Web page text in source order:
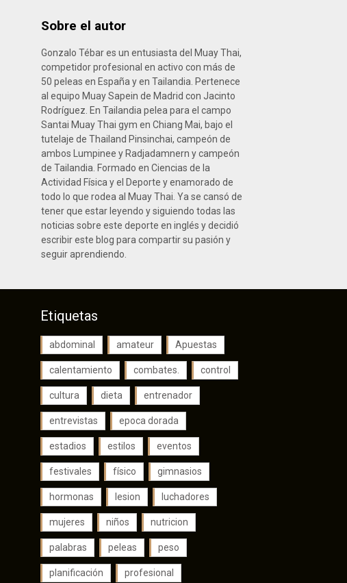
Sobre el autor
Gonzalo Tébar es un entusiasta del Muay Thai,
competidor profesional en activo con más de
50 peleas en España y en Tailandia. Pertenece
al equipo Muay Sapein de Madrid con Jacinto
Rodríguez. En Tailandia pelea para el campo
Santai Muay Thai gym en Chiang Mai, bajo el
tutelaje de Thailand Pinsinchai, campeón de
ambos Lumpinee y Radjadamnern y campeón
de Tailandia. Formado en Ciencias de la
Actividad Física y el Deporte y enamorado de
todo lo que rodea al Muay Thai. Ya se cansó de
tener que estar leyendo y siguiendo todas las
noticias sobre este deporte en inglés y decidió
escribir este blog para compartir su pasión y
seguir aprendiendo.
Etiquetas
abdominal amateur Apuestas
calentamiento combates. control
cultura dieta entrenador
entrevistas epoca dorada
estadios estilos eventos
festivales físico gimnasios
hormonas lesion luchadores
mujeres niños nutricion
palabras peleas peso
planificación profesional